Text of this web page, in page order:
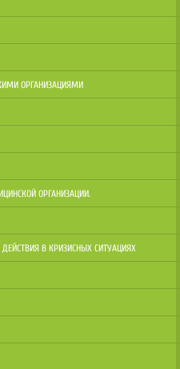
ОРГАНИЗАЦИЯМИ
ОРГАНИЗАЦИИ.
В КРИЗИСНЫХ СИТУАЦИЯХ